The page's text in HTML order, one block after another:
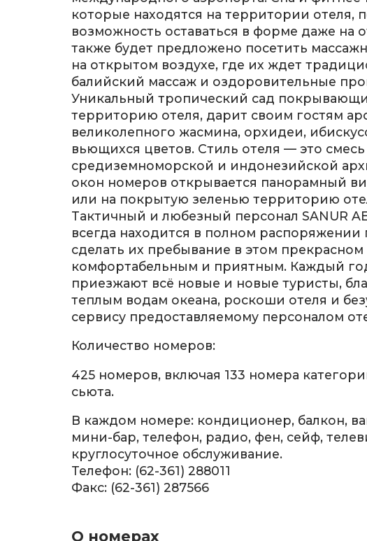
которые находятся на территории отеля,
возможность оставаться в форме даже на
также будет предложено посетить
на открытом воздухе, где их ждет
балийский массаж и оздоровительные
Уникальный тропический сад
территорию отеля, дарит своим гостям
великолепного жасмина, орхидеи,
вьющихся цветов. Стиль отеля — это смесь
средиземноморской и индонезийской
окон номеров открывается панорамный
или на покрытую зеленью территорию
Тактичный и любезный персонал SANUR
всегда находится в полном распоряжении
сделать их пребывание в этом прекрасном
комфортабельным и приятным. Каждый
приезжают всё новые и новые туристы,
теплым водам океана, роскоши отеля и
сервису предоставляемому персоналом
Количество номеров:
425 номеров, включая 133 номера
сьюта.
В каждом номере: кондиционер, балкон,
мини-бар, телефон, радио, фен, сейф,
круглосуточное обслуживание.
Телефон: (62-361) 288011
Факс: (62-361) 287566
О номерах